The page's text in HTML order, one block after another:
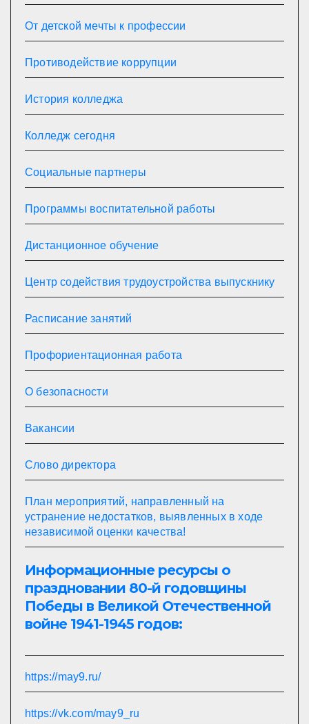
От детской мечты к профессии
Противодействие коррупции
История колледжа
Колледж сегодня
Социальные партнеры
Программы воспитательной работы
Дистанционное обучение
Центр содействия трудоустройства выпускнику
Расписание занятий
Профориентационная работа
О безопасности
Вакансии
Слово директора
План мероприятий, направленный на
устранение недостатков, выявленных в ходе
независимой оценки качества!
Информационные ресурсы о
праздновании 80-й годовщины
Победы в Великой Отечественной
войне 1941-1945 годов:
https://may9.ru/
https://vk.com/may9_ru